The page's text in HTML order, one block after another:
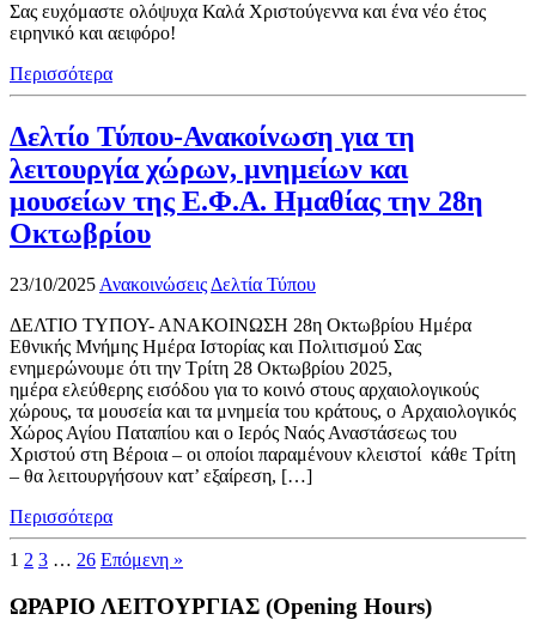
Σας ευχόμαστε ολόψυχα Καλά Χριστούγεννα και ένα νέο έτος
ειρηνικό και αειφόρο!
Περισσότερα
Δελτίο Τύπου-Ανακοίνωση για τη
λειτουργία χώρων, μνημείων και
μουσείων της Ε.Φ.Α. Ημαθίας την 28η
Οκτωβρίου
23/10/2025 Ανακοινώσεις Δελτία Τύπου
ΔΕΛΤΙΟ ΤΥΠΟΥ- ΑΝΑΚΟΙΝΩΣΗ 28η Οκτωβρίου Ημέρα
Εθνικής Μνήμης Ημέρα Ιστορίας και Πολιτισμού Σας
ενημερώνουμε ότι την Τρίτη 28 Οκτωβρίου 2025,
ημέρα ελεύθερης εισόδου για το κοινό στους αρχαιολογικούς
χώρους, τα μουσεία και τα μνημεία του κράτους, ο Αρχαιολογικός
Χώρος Αγίου Παταπίου και ο Ιερός Ναός Αναστάσεως του
Χριστού στη Βέροια – οι οποίοι παραμένουν κλειστοί κάθε Τρίτη
– θα λειτουργήσουν κατ’ εξαίρεση, […]
Περισσότερα
1 2 3 … 26 Επόμενη »
ΩΡΑΡΙΟ ΛΕΙΤΟΥΡΓΙΑΣ (Opening Hours)